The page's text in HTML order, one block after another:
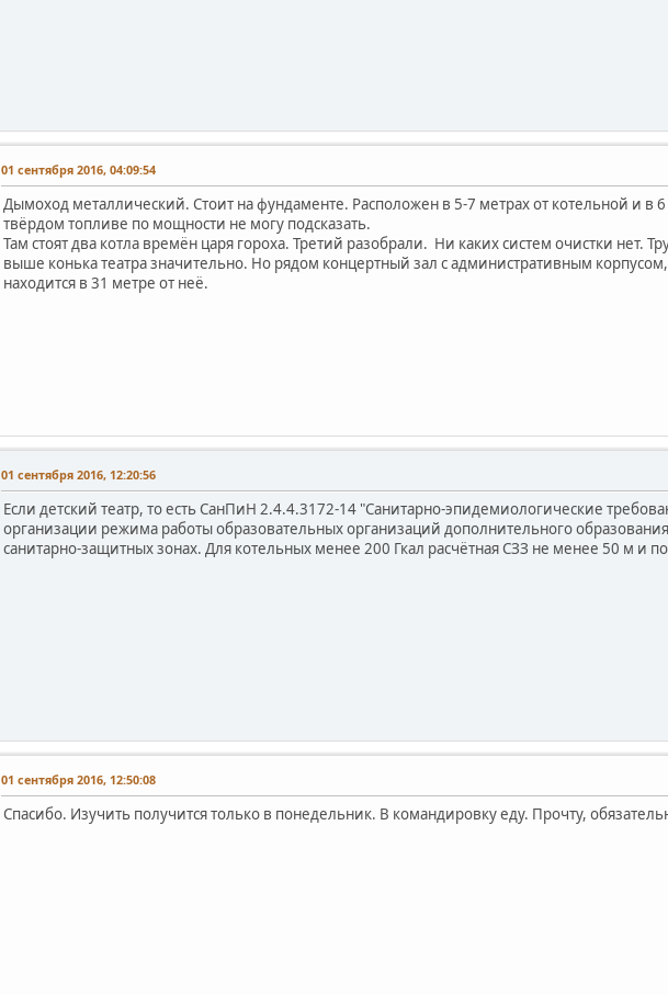
01 сентября 2016, 04:09:54
Дымоход металлический. Стоит на фундаменте. Расположен в 5-7 метрах от котельной и в 6
твёрдом топливе по мощности не могу подсказать.
Там стоят два котла времён царя гороха. Третий разобрали. Ни каких систем очистки нет.
выше конька театра значительно. Но рядом концертный зал с административным
находится в 31 метре от неё.
01 сентября 2016, 12:20:56
Если детский театр, то есть СанПиН 2.4.4.3172-14 "Санитарно-эпидемиологические
организации режима работы образовательных организаций дополнительного
санитарно-защитных зонах. Для котельных менее 200 Гкал расчётная СЗЗ не менее 50 м и
01 сентября 2016, 12:50:08
Спасибо. Изучить получится только в понедельник. В командировку еду. Прочту,